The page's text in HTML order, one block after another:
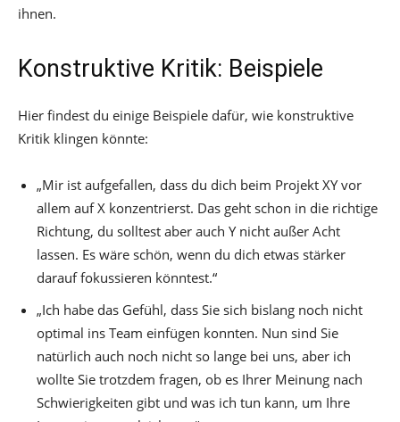
ihnen.
Konstruktive Kritik: Beispiele
Hier findest du einige Beispiele dafür, wie konstruktive
Kritik klingen könnte:
„Mir ist aufgefallen, dass du dich beim Projekt XY vor
allem auf X konzentrierst. Das geht schon in die richtige
Richtung, du solltest aber auch Y nicht außer Acht
lassen. Es wäre schön, wenn du dich etwas stärker
darauf fokussieren könntest.“
„Ich habe das Gefühl, dass Sie sich bislang noch nicht
optimal ins Team einfügen konnten. Nun sind Sie
natürlich auch noch nicht so lange bei uns, aber ich
wollte Sie trotzdem fragen, ob es Ihrer Meinung nach
Schwierigkeiten gibt und was ich tun kann, um Ihre